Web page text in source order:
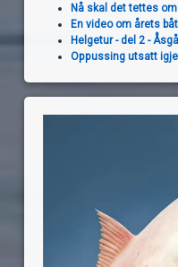
Nå skal det tettes
En video om årets
Helgetur - del 2 -
Oppussing utsatt